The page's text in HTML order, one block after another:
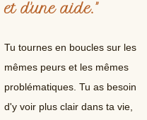
et d'une aide."
Tu tournes en boucles sur les
mêmes peurs et les mêmes
problématiques. Tu as besoin
d'y voir plus clair dans ta vie,